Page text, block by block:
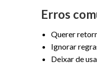
Erros
Querer
Ignorar
Deixar de